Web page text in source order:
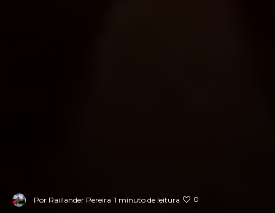
Por Raillander Pereira 1 minuto de leitura 0